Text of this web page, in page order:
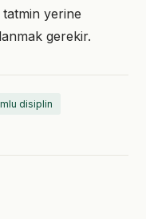
tatmin yerine
gerekir.
disiplin